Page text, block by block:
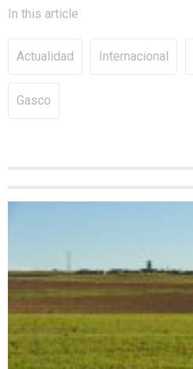
In this article
Actualidad Internacional
Gasco